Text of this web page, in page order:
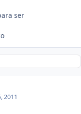
ser
2011